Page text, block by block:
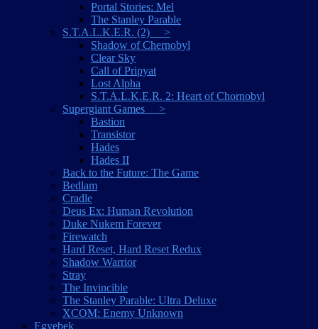
Portal Stories: Mel
The Stanley Parable
S.T.A.L.K.E.R. (2) >
Shadow of Chernobyl
Clear Sky
Call of Pripyat
Lost Alpha
S.T.A.L.K.E.R. 2: Heart of Chornobyl
Supergiant Games >
Bastion
Transistor
Hades
Hades II
Back to the Future: The Game
Bedlam
Cradle
Deus Ex: Human Revolution
Duke Nukem Forever
Firewatch
Hard Reset, Hard Reset Redux
Shadow Warrior
Stray
The Invincible
The Stanley Parable: Ultra Deluxe
XCOM: Enemy Unknown
Egyebek